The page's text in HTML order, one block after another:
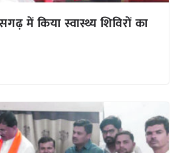
में किया स्वास्थ्य शिविरों का